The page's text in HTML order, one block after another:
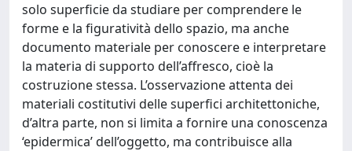
solo superficie da studiare per comprendere le
forme e la figuratività dello spazio, ma anche
documento materiale per conoscere e interpretare
la materia di supporto dell’affresco, cioè la
costruzione stessa. L’osservazione attenta dei
materiali costitutivi delle superfici architettoniche,
d’altra parte, non si limita a fornire una conoscenza
‘epidermica’ dell’oggetto, ma contribuisce alla